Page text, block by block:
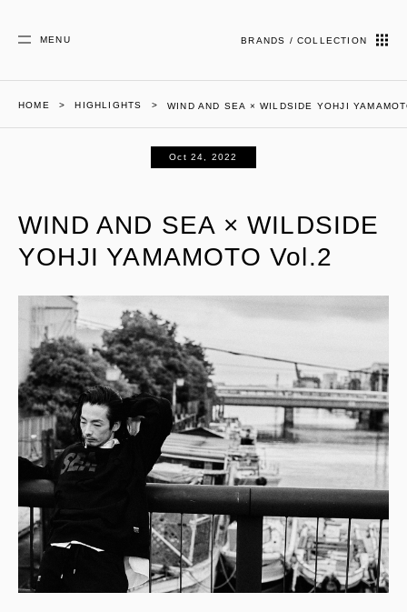
MENU BRANDS / COLLECTION
HOME HIGHLIGHTS WIND AND SEA × WILDSIDE YOHJI
Oct 24, 2022
WIND AND SEA × WILDSIDE
YOHJI YAMAMOTO Vol.2